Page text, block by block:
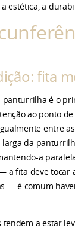
estética, a
fita
é o
ao ponto
entre
da
a
a fita deve
— é comum
a estar